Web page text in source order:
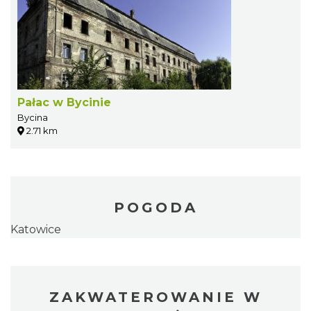
Pałac w Bycinie
Bycina
2.71 km
POGODA
Katowice
ZAKWATEROWANIE W